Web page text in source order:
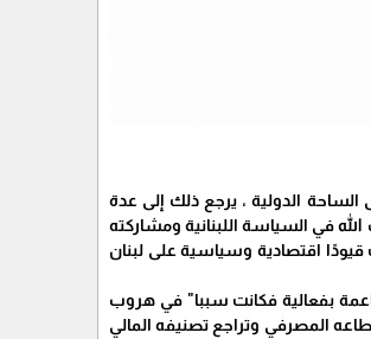
الدولية ، يرجع ذلك إلى عدة
في السياسة اللبنانية ومشاركته
قيودًا اقتصادية وسياسية على لبنان
بفعالية فكانت سببا" في هروب
المصرفي وتراجع تصنيفه المالي